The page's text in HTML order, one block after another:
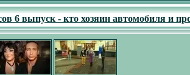
6 выпуск - кто хозяин автомобиля и